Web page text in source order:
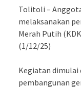
Tolitoli –
melaksanakan
Merah Putih
(1/12/25)
Kegiatan dimulai
pembangunan